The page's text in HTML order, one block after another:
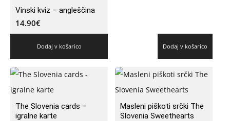
Vinski kviz – angleščina
14.90€
Dodaj v košarico Dodaj v košarico
The Slovenia cards –
igralne karte
Masleni piškoti srčki The
Slovenia Sweethearts